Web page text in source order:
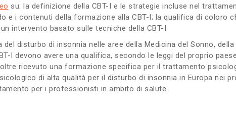
su: la definizione della CBT-I e le strategie incluse nel
i contenuti della formazione alla CBT-I; la qualifica di coloro
intervento basato sulle tecniche della CBT-I.
disturbo di insonnia nelle aree della Medicina del Sonno,
I devono avere una qualifica, secondo le leggi del proprio
ricevuto una formazione specifica per il trattamento
di alta qualità per il disturbo di insonnia in Europa nei
per i professionisti in ambito di salute.